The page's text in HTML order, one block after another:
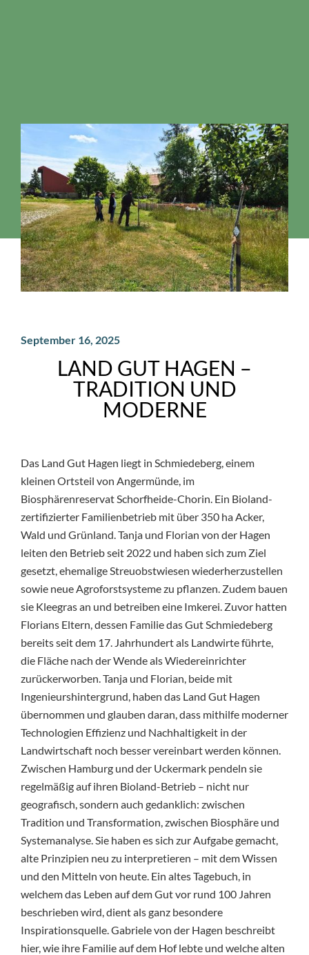
September 16, 2025
LAND GUT HAGEN –
TRADITION UND
MODERNE
Das Land Gut Hagen liegt in Schmiedeberg, einem
kleinen Ortsteil von Angermünde, im
Biosphärenreservat Schorfheide-Chorin. Ein Bioland-
zertifizierter Familienbetrieb mit über 350 ha Acker,
Wald und Grünland. Tanja und Florian von der Hagen
leiten den Betrieb seit 2022 und haben sich zum Ziel
gesetzt, ehemalige Streuobstwiesen wiederherzustellen
sowie neue Agroforstsysteme zu pflanzen. Zudem bauen
sie Kleegras an und betreiben eine Imkerei. Zuvor hatten
Florians Eltern, dessen Familie das Gut Schmiedeberg
bereits seit dem 17. Jahrhundert als Landwirte führte,
die Fläche nach der Wende als Wiedereinrichter
zurückerworben. Tanja und Florian, beide mit
Ingenieurshintergrund, haben das Land Gut Hagen
übernommen und glauben daran, dass mithilfe moderner
Technologien Effizienz und Nachhaltigkeit in der
Landwirtschaft noch besser vereinbart werden können.
Zwischen Hamburg und der Uckermark pendeln sie
regelmäßig auf ihren Bioland-Betrieb – nicht nur
geografisch, sondern auch gedanklich: zwischen
Tradition und Transformation, zwischen Biosphäre und
Systemanalyse. Sie haben es sich zur Aufgabe gemacht,
alte Prinzipien neu zu interpretieren – mit dem Wissen
und den Mitteln von heute. Ein altes Tagebuch, in
welchem das Leben auf dem Gut vor rund 100 Jahren
beschrieben wird, dient als ganz besondere
Inspirationsquelle. Gabriele von der Hagen beschreibt
hier, wie ihre Familie auf dem Hof lebte und welche alten